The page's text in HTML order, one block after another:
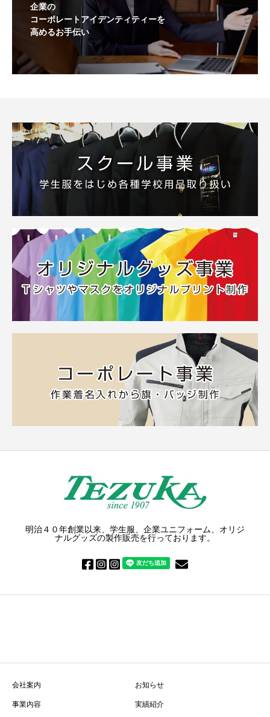
企業の
コーポレートアイデンティティーを
高めるお手伝い
明治４０年創業以来、学生服、企業ユニフォーム、オリジ
ナルグッズの製作販売を行っております。
会社案内
お知らせ
事業内容
実績紹介